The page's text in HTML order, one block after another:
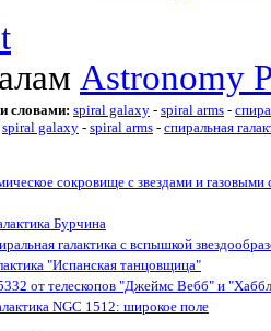
Astronomy
словами: spiral galaxy - spiral arms -
spiral galaxy - spiral arms - спиральная
сокровище с звездами и газовыми
Бурчина
галактика с вспышкой
"Испанская танцовщица"
от телескопов "Джеймс Вебб" и
NGC 1512: широкое поле